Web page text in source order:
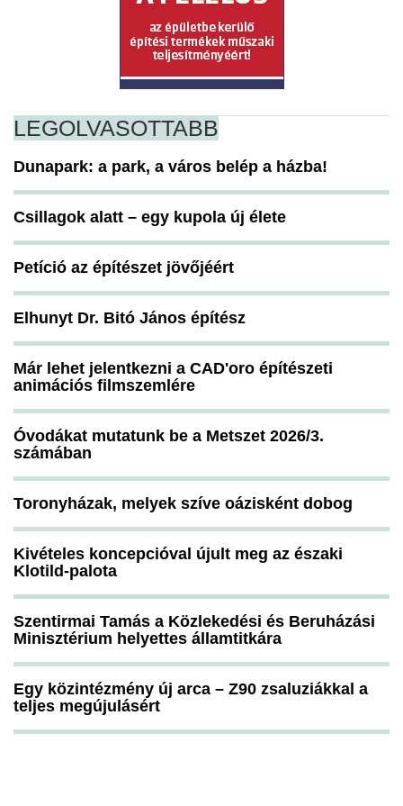
LEGOLVASOTTABB
Dunapark: a park, a város belép a házba!
Csillagok alatt – egy kupola új élete
Petíció az építészet jövőjéért
Elhunyt Dr. Bitó János építész
Már lehet jelentkezni a CAD'oro építészeti
animációs filmszemlére
Óvodákat mutatunk be a Metszet 2026/3.
számában
Toronyházak, melyek szíve oázisként dobog
Kivételes koncepcióval újult meg az északi
Klotild-palota
Szentirmai Tamás a Közlekedési és Beruházási
Minisztérium helyettes államtitkára
Egy közintézmény új arca – Z90 zsaluziákkal a
teljes megújulásért